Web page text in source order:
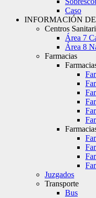
Caso
INFORMACIÓN
Centros
Área 7
Área 8
Farmacias
Juzgados
Transporte
Bus